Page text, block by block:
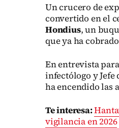
Un crucero de
convertido en el
Hondius, un
que ya ha
En entrevista para
infectólogo y Jefe
ha encendido las
Te interesa:
vigilancia en 2026